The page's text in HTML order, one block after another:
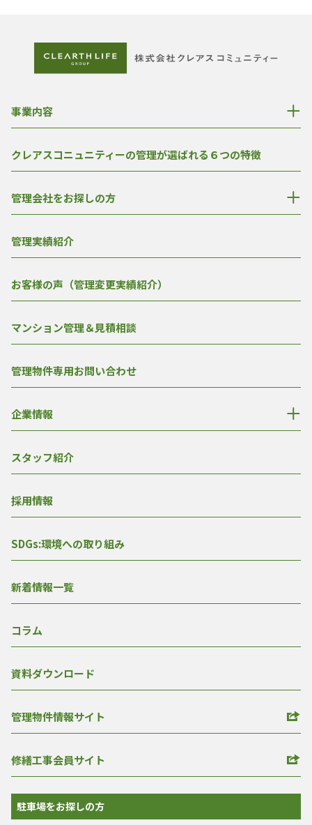
事業内容
クレアスコニュニティーの管理が選ばれる６つの特徴
管理会社をお探しの方
管理実績紹介
お客様の声（管理変更実績紹介）
マンション管理＆見積相談
管理物件専用お問い合わせ
企業情報
スタッフ紹介
採用情報
SDGs:環境への取り組み
新着情報一覧
コラム
資料ダウンロード
管理物件情報サイト
修繕工事会員サイト
駐車場をお探しの方